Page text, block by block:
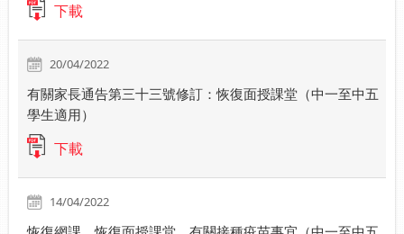
下載
20/04/2022
有關家長通告第三十三號修訂：恢復面授課堂（中一至中五
學生適用）
下載
14/04/2022